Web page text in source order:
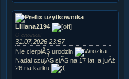
Liliana2194
O choinka!
31.07.2026 23:57
Nie cierpiĂŞ urodzin
Nadal czujĂŞ siĂŞ na 17 lat, a juÂż
26 na karku